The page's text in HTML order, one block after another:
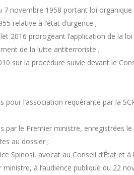
7 novembre 1958 portant loi
relative à l’état d’urgence ;
2016 prorogeant l’application de la
de la lutte antiterroriste ;
sur la procédure suivie devant le
pour l’association requérante par la
par le Premier ministre, enregistrées
au dossier ;
Spinosi, avocat au Conseil d’État et
à l’audience publique du 22